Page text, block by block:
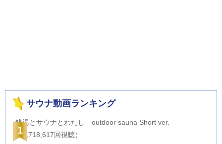
サウナ動画ランキング
1
銭湯とサウナとわたし outdoor sauna Short ver.
（2,718,617回視聴）